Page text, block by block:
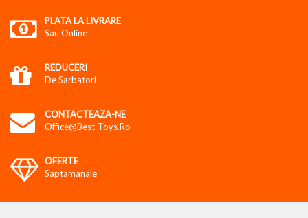
PLATA LA LIVRARE
Sau Online
REDUCERI
De Sarbatori
CONTACTEAZA-NE
Office@best-Toys.ro
OFERTE
Saptamanale